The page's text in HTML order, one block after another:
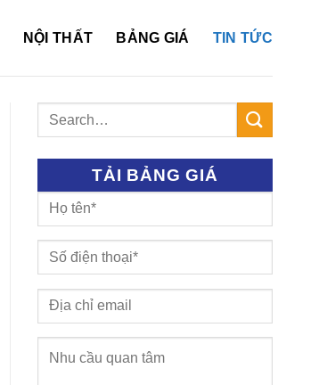
NỘI THẤT BẢNG GIÁ TIN TỨC
TẢI BẢNG GIÁ